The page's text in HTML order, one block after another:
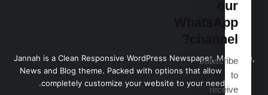
Jannah is a Clean Responsive WordPress Newspaper, Magazine,
News and Blog theme. Packed with options that allow you to
completely customize your website to your needs.
our
WhatsApp
channel?
Subscribe
to
receive